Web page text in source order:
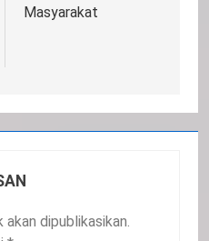
Masyarakat
dipublikasikan.